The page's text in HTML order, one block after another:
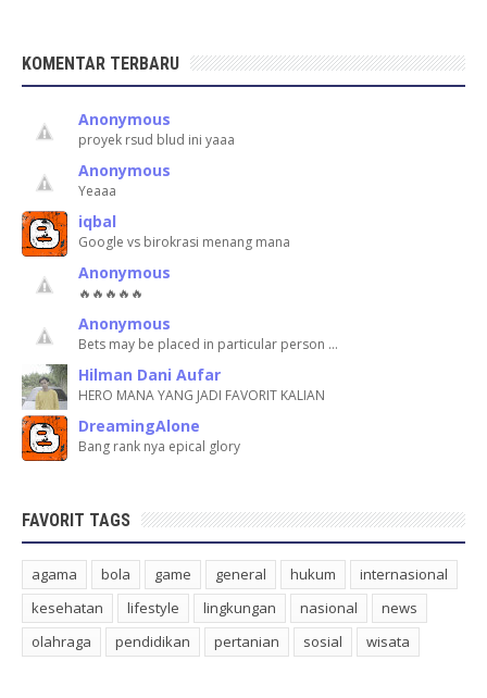
KOMENTAR TERBARU
Anonymous
proyek rsud blud ini yaaa
Anonymous
Yeaaa
iqbal
Google vs birokrasi menang mana
Anonymous
🔥🔥🔥🔥🔥
Anonymous
Bets may be placed in particular person …
Hilman Dani Aufar
HERO MANA YANG JADI FAVORIT KALIAN
DreamingAlone
Bang rank nya epical glory
FAVORIT TAGS
agama bola game general hukum
internasional
kesehatan
lifestyle lingkungan nasional
news
olahraga
pendidikan pertanian sosial wisata